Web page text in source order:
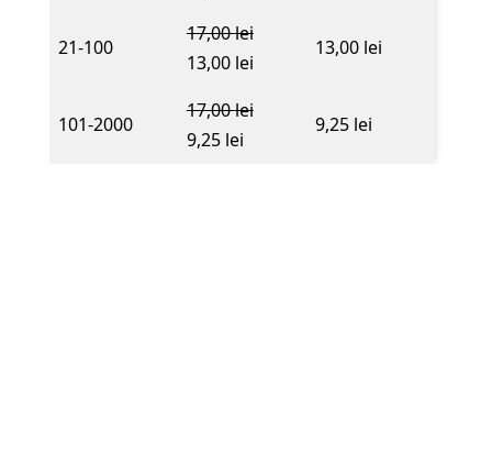
21-100
17,00lei
13,00 lei
13,00 lei
101-2000
17,00lei
9,25 lei
9,25 lei